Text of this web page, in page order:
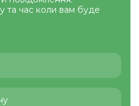
та час коли вам буде